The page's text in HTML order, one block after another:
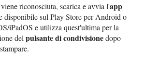
riconosciuta, scarica e avvia l'app
disponibile sul Play Store per Android o
iPadOS e utilizza quest'ultima per la
delpulsante di condivisionedopo